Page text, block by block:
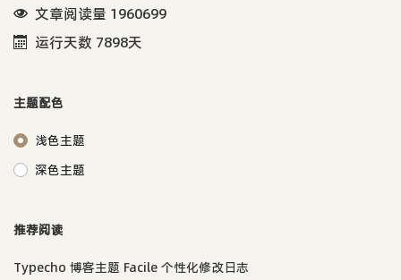
文章阅读量 1960699
运行天数 7898天
主题配色
浅色主题
深色主题
推荐阅读
Typecho 博客主题 Facile 个性化修改日志